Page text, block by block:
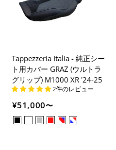
Tappezzeria Italia - 純正シー
ト用カバー GRAZ (ウルトラ
グリップ) M1000 XR '24-25
2件のレビュー
¥51,000〜